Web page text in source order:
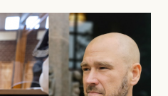
. Enligt ingressen
vars ”bakgrund skapar
Problemet är att artikeln
– och den